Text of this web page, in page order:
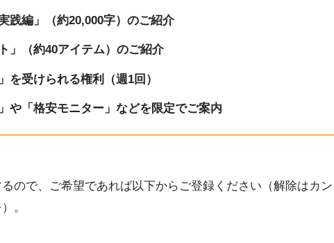
践編」（約20,000字）のご紹介
」（約40アイテム）のご紹介
を受けられる権利（週1回）
や「格安モニター」などを限定でご案内
ので、ご希望であれば以下からご登録ください（解除はカン
。